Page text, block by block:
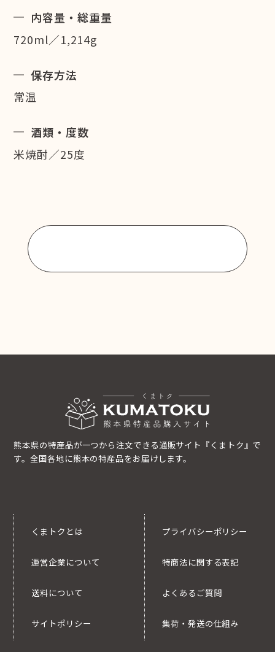
内容量・総重量
720ml／1,214g
保存方法
常温
酒類・度数
米焼酎／25度
熊本県の特産品が一つから注文できる通販サイト『くまトク』で
す。全国各地に熊本の特産品をお届けします。
くまトクとは
運営企業について
送料について
サイトポリシー
プライバシーポリシー
特商法に関する表記
よくあるご質問
集荷・発送の仕組み